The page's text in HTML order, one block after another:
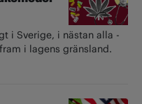
i ­Sverige, i nästan alla
i lagens gränsland.